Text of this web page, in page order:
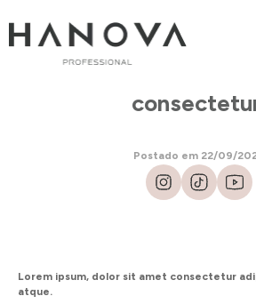
NOTÍCIAS
Postado em 22/09/
Lorem ipsum, dolor sit amet consectetur
atque.